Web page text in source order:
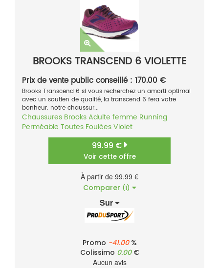
BROOKS TRANSCEND 6 VIOLETTE
Prix de vente public conseillé : 170.00 €
Brooks Transcend 6 si vous recherchez un amorti optimal
avec un soutien de qualité, la transcend 6 fera votre
bonheur. notre chaussur...
Chaussures BrooksAdulte femme Running
Perméable Toutes FouléesViolet
99.99 €
Voir cette offre
À partir de 99.99 €
Comparer (1)
Sur
Promo -41.00%
Colissimo 0.00€
Aucun avis